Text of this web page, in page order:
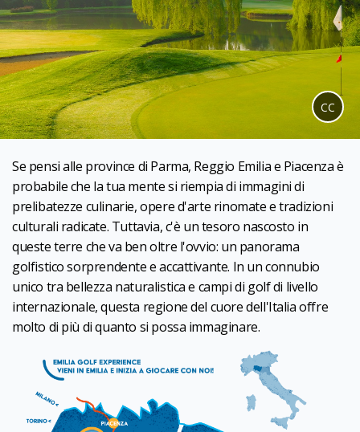
CC
Se pensi alle province di Parma, Reggio Emilia e Piacenza è
probabile che la tua mente si riempia di immagini di
prelibatezze culinarie, opere d'arte rinomate e tradizioni
culturali radicate. Tuttavia, c'è un tesoro nascosto in
queste terre che va ben oltre l'ovvio: un panorama
golfistico sorprendente e accattivante. In un connubio
unico tra bellezza naturalistica e campi di golf di livello
internazionale, questa regione del cuore dell'Italia offre
molto di più di quanto si possa immaginare.